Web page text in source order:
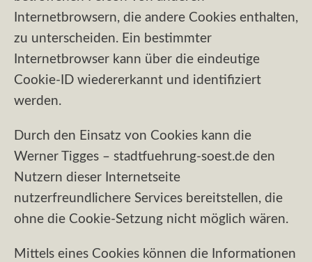
Internetbrowsern, die andere Cookies enthalten,
zu unterscheiden. Ein bestimmter
Internetbrowser kann über die eindeutige
Cookie-ID wiedererkannt und identifiziert
werden.
Durch den Einsatz von Cookies kann die
Werner Tigges – stadtfuehrung-soest.de den
Nutzern dieser Internetseite
nutzerfreundlichere Services bereitstellen, die
ohne die Cookie-Setzung nicht möglich wären.
Mittels eines Cookies können die Informationen